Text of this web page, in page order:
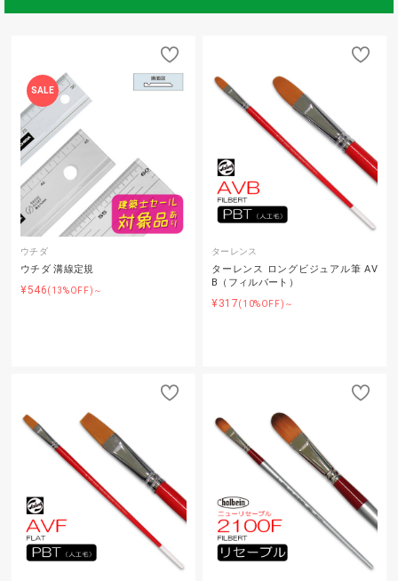
SALE
ウチダ
ウチダ 溝線定規
¥546(13%OFF)～
ターレンス
ターレンス ロングビジュアル筆 AV
B（フィルバート）
¥317(10%OFF)～